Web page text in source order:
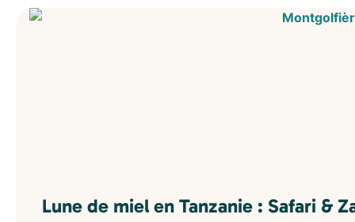
Lune de miel en Tanzanie : Safari &